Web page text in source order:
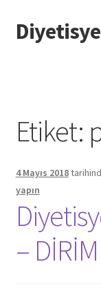
Dolaşıma
geç
İçeriğe
geç
Hata Bildir
iletişim
Sayfamı
Yardım
Etiket:
4 Mayıs 2018
yapın
–